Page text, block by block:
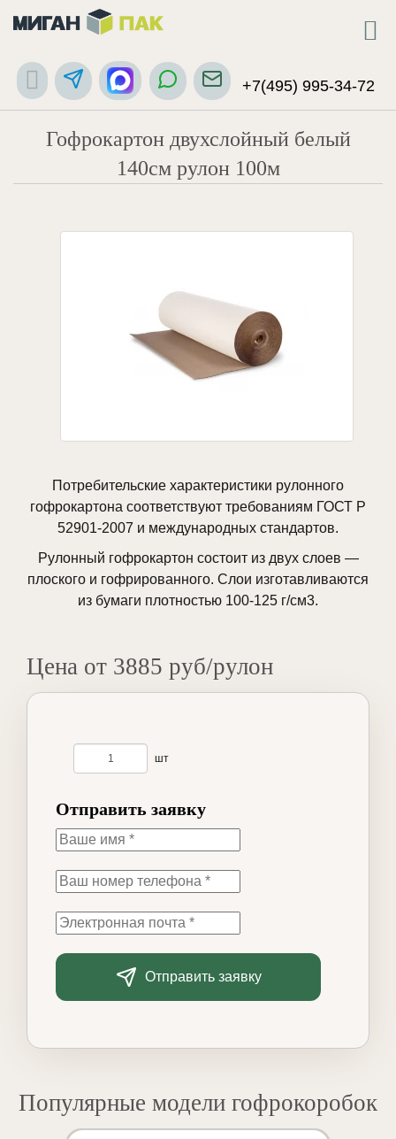
+7(495) 995-34-72
Гофрокартон двухслойный белый
140см рулон 100м
Потребительские характеристики рулонного
гофрокартона соответствуют требованиям ГОСТ Р
52901-2007 и международных стандартов.
Рулонный гофрокартон состоит из двух слоев —
плоского и гофрированного. Слои изготавливаются
из бумаги плотностью 100-125 г/см3.
Цена от 3885 руб/рулон
шт
Отправить заявку
Отправить заявку
Популярные модели гофрокоробок